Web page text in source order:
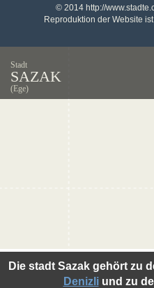
© 2014 http://
Reproduktion der Website
Stadt
SAZAK
(Ege)
Die stadt Sazak gehört zu
Denizliund zu